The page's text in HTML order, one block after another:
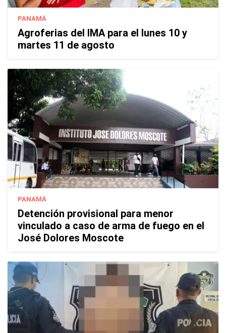
PANAMÁ
Agroferias del IMA para el lunes 10 y
martes 11 de agosto
PANAMÁ
Detención provisional para menor
vinculado a caso de arma de fuego en el
José Dolores Moscote